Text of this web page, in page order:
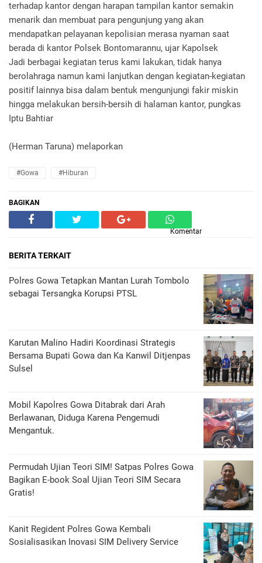
terhadap kantor dengan harapan tampilan kantor semakin
menarik dan membuat para pengunjung yang akan
mendapatkan pelayanan kepolisian merasa nyaman saat
berada di kantor Polsek Bontomarannu, ujar Kapolsek
Jadi berbagai kegiatan terus kami lakukan, tidak hanya
berolahraga namun kami lanjutkan dengan kegiatan-kegiatan
positif lainnya bisa dalam bentuk mengunjungi fakir miskin
hingga melakukan bersih-bersih di halaman kantor, pungkas
Iptu Bahtiar
(Herman Taruna) melaporkan
#Gowa #Hiburan
BAGIKAN
Komentar
BERITA TERKAIT
Polres Gowa Tetapkan Mantan Lurah Tombolo
sebagai Tersangka Korupsi PTSL
Karutan Malino Hadiri Koordinasi Strategis
Bersama Bupati Gowa dan Ka Kanwil Ditjenpas
Sulsel
Mobil Kapolres Gowa Ditabrak dari Arah
Berlawanan, Diduga Karena Pengemudi
Mengantuk.
Permudah Ujian Teori SIM! Satpas Polres Gowa
Bagikan E-book Soal Ujian Teori SIM Secara
Gratis!
Kanit Regident Polres Gowa Kembali
Sosialisasikan Inovasi SIM Delivery Service